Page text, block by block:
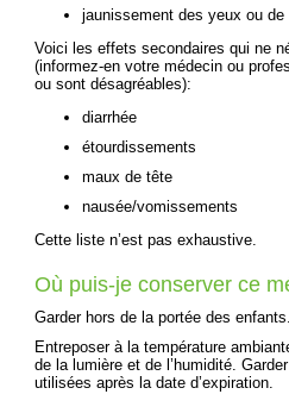
jaunissement des yeux ou de
Voici les effets secondaires qui ne
(informez-en votre médecin ou
ou sont désagréables):
diarrhée
étourdissements
maux de tête
nausée/vomissements
Cette liste n’est pas exhaustive.
Où puis-je conserver ce
Garder hors de la portée des
Entreposer à la température
de la lumière et de l’humidité.
utilisées après la date d’expiration.